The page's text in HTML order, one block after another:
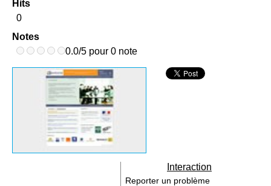
Hits
0
Notes
0.0/5 pour 0 note
Interaction
Reporter un problème